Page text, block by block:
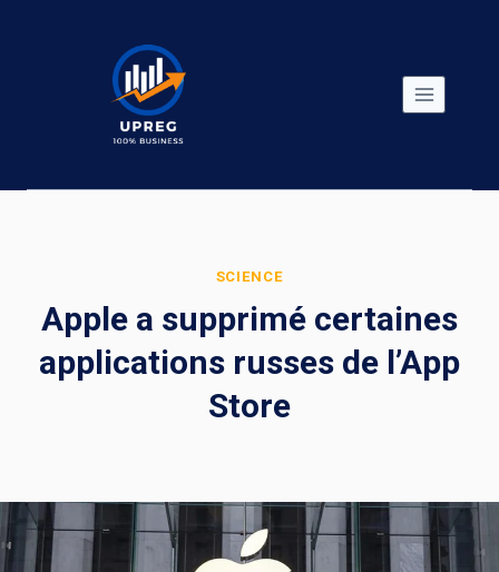
SCIENCE
Apple a supprimé certaines
applications russes de l’App
Store